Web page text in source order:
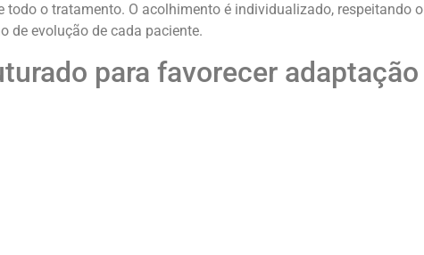
o tratamento. O acolhimento é individualizado, respeitando o
de evolução de cada paciente.
para favorecer adaptação